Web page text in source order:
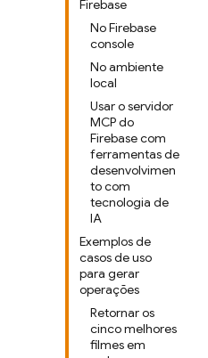
Firebase
No Firebase
console
No ambiente
local
Usar o servidor
MCP do
Firebase com
ferramentas de
desenvolvimen
to com
tecnologia de
IA
Exemplos de
casos de uso
para gerar
operações
Retornar os
cinco melhores
filmes em